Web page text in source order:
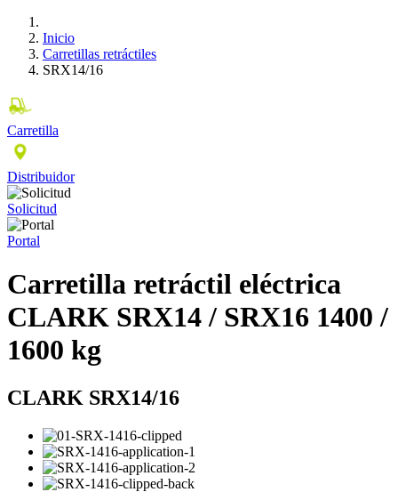
Inicio
Carretillas retráctiles
SRX14/16
Carretilla
Distribuidor
Solicitud
Portal
Carretilla retráctil eléctrica
CLARK SRX14 / SRX16 1400 /
1600 kg
CLARK SRX14/16